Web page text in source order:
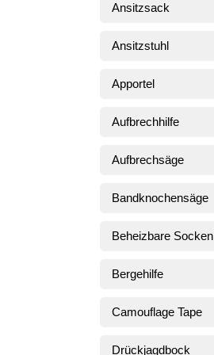
Ansitzsack
Ansitzstuhl
Apportel
Aufbrechhilfe
Aufbrechsäge
Bandknochensäge
Beheizbare Socken
Bergehilfe
Camouflage Tape
Drückjagdbock